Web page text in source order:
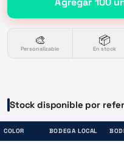
🎨
Personalizable
📦
En stock
Stock disponible por
COLOR BODEGA LOCAL